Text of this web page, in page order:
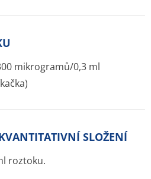
mikrogramů/0,3 ml
SLOŽENÍ
roztoku.